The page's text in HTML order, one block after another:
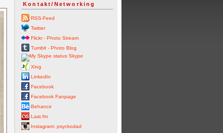
Kontakt/Networking
RSS-Feed
Twitter
Flickr - Photo Stream
Tumblr - Photo Blog
Skype
Xing
LinkedIn
Facebook
Facebook Fanpage
Behance
Last.fm
Instagram: psyckodad